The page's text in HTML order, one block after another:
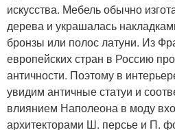
искусства. Мебель обычно
дерева и украшалась
бронзы или полос латуни. Из
европейских стран в Россию
античности. Поэтому в
увидим античные статуи и
влиянием Наполеона в моду
архитекторами Ш. персье и П.